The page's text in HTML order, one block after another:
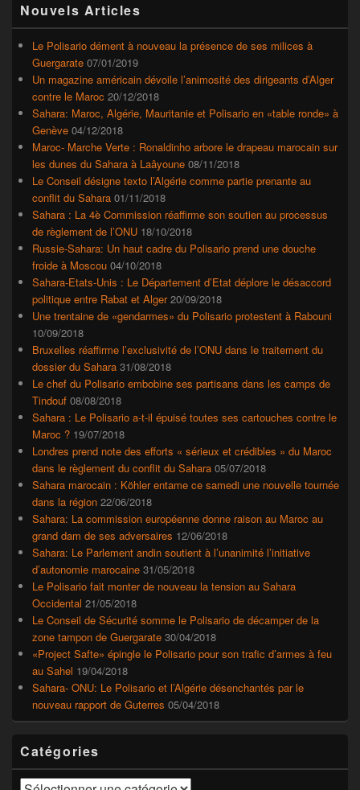
principale
de
widget
barre
latérale
Nouvels Articles
Le Polisario dément à nouveau la présence de ses milices à
Guergarate 07/01/2019
Un magazine américain dévoile l’animosité des dirigeants d’Alger
contre le Maroc 20/12/2018
Sahara: Maroc, Algérie, Mauritanie et Polisario en «table ronde» à
Genève 04/12/2018
Maroc- Marche Verte : Ronaldinho arbore le drapeau marocain sur
les dunes du Sahara à Laâyoune 08/11/2018
Le Conseil désigne texto l’Algérie comme partie prenante au
conflit du Sahara 01/11/2018
Sahara : La 4è Commission réaffirme son soutien au processus
de règlement de l’ONU 18/10/2018
Russie-Sahara: Un haut cadre du Polisario prend une douche
froide à Moscou 04/10/2018
Sahara-Etats-Unis : Le Département d’Etat déplore le désaccord
politique entre Rabat et Alger 20/09/2018
Une trentaine de «gendarmes» du Polisario protestent à Rabouni
10/09/2018
Bruxelles réaffirme l’exclusivité de l’ONU dans le traitement du
dossier du Sahara 31/08/2018
Le chef du Polisario embobine ses partisans dans les camps de
Tindouf 08/08/2018
Sahara : Le Polisario a-t-il épuisé toutes ses cartouches contre le
Maroc ? 19/07/2018
Londres prend note des efforts « sérieux et crédibles » du Maroc
dans le règlement du conflit du Sahara 05/07/2018
Sahara marocain : Köhler entame ce samedi une nouvelle tournée
dans la région 22/06/2018
Sahara: La commission européenne donne raison au Maroc au
grand dam de ses adversaires 12/06/2018
Sahara: Le Parlement andin soutient à l’unanimité l’initiative
d’autonomie marocaine 31/05/2018
Le Polisario fait monter de nouveau la tension au Sahara
Occidental 21/05/2018
Le Conseil de Sécurité somme le Polisario de décamper de la
zone tampon de Guergarate 30/04/2018
«Project Safte» épingle le Polisario pour son trafic d’armes à feu
au Sahel 19/04/2018
Sahara- ONU: Le Polisario et l’Algérie désenchantés par le
nouveau rapport de Guterres 05/04/2018
Catégories
Catégories